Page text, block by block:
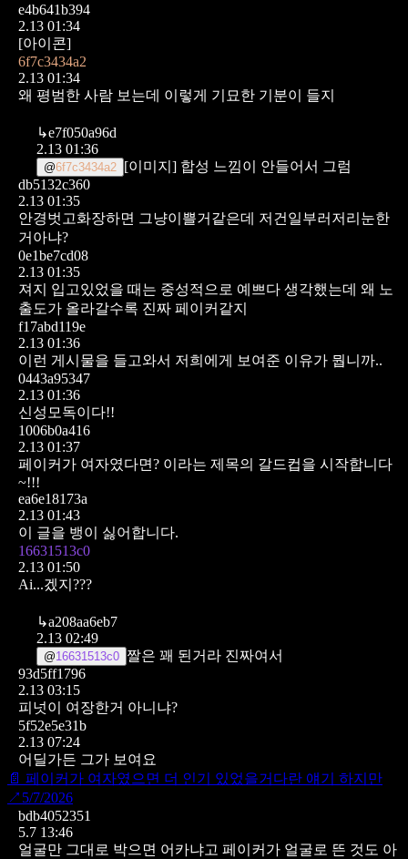
e4b641b394
2.13 01:34
[아이콘]
6f7c3434a2
2.13 01:34
왜 평범한 사람 보는데 이렇게 기묘한 기분이 들지
↳e7f050a96d
2.13 01:36
@6f7c3434a2 [이미지] 합성 느낌이 안들어서 그럼
db5132c360
2.13 01:35
안경벗고화장하면 그냥이쁠거같은데 저건일부러저리눈한
거아냐?
0e1be7cd08
2.13 01:35
져지 입고있었을 때는 중성적으로 예쁘다 생각했는데 왜 노
출도가 올라갈수록 진짜 페이커같지
f17abd119e
2.13 01:36
이런 게시물을 들고와서 저희에게 보여준 이유가 뭡니까..
0443a95347
2.13 01:36
신성모독이다!!
1006b0a416
2.13 01:37
페이커가 여자였다면? 이라는 제목의 갈드컵을 시작합니다
~!!!
ea6e18173a
2.13 01:43
이 글을 뱅이 싫어합니다.
16631513c0
2.13 01:50
Ai...겠지???
↳a208aa6eb7
2.13 02:49
@16631513c0 짤은 꽤 된거라 진짜여서
93d5ff1796
2.13 03:15
피넛이 여장한거 아니냐?
5f52e5e31b
2.13 07:24
어딜가든 그가 보여요
📄 페이커가 여자였으면 더 인기 있었을거다란 얘기 하지만
↗ 5/7/2026
bdb4052351
5.7 13:46
얼굴만 그대로 박으면 어카냐고 페이커가 얼굴로 뜬 것도 아